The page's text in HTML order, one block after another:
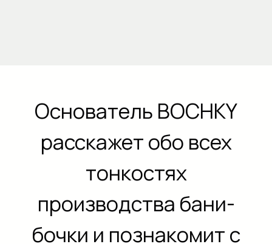
Основатель BOCHKY
расскажет обо всех
тонкостях
производства бани-
бочки и познакомит с